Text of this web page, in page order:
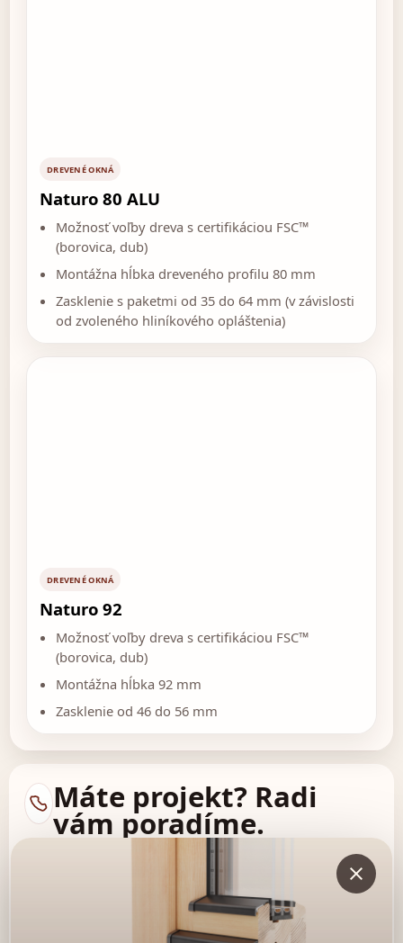
DREVENÉ OKNÁ
Naturo 80 ALU
Možnosť voľby dreva s certifikáciou FSC™
(borovica, dub)
Montážna hĺbka dreveného profilu 80 mm
Zasklenie s paketmi od 35 do 64 mm (v závislosti
od zvoleného hliníkového opláštenia)
DREVENÉ OKNÁ
Naturo 92
Možnosť voľby dreva s certifikáciou FSC™
(borovica, dub)
Montážna hĺbka 92 mm
Zasklenie od 46 do 56 mm
Máte projekt? Radi
vám poradíme.
Kontaktujte nás a získajte nezáväznú konzultáciu alebo cenovú